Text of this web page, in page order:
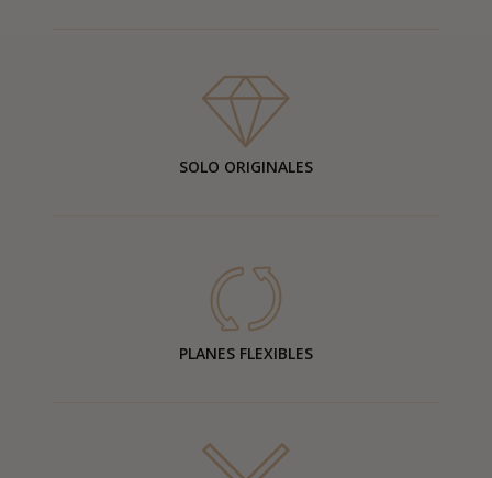
SOLO ORIGINALES
PLANES FLEXIBLES